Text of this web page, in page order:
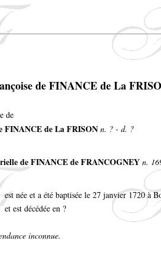
de FINANCE de La
de
FINANCE de La FRISON n. ? - d. ?
de FINANCE de FRANCOGNEY n.
est née et a été baptisée le 27 janvier 1720 à
et est décédée en ?
inconnue.